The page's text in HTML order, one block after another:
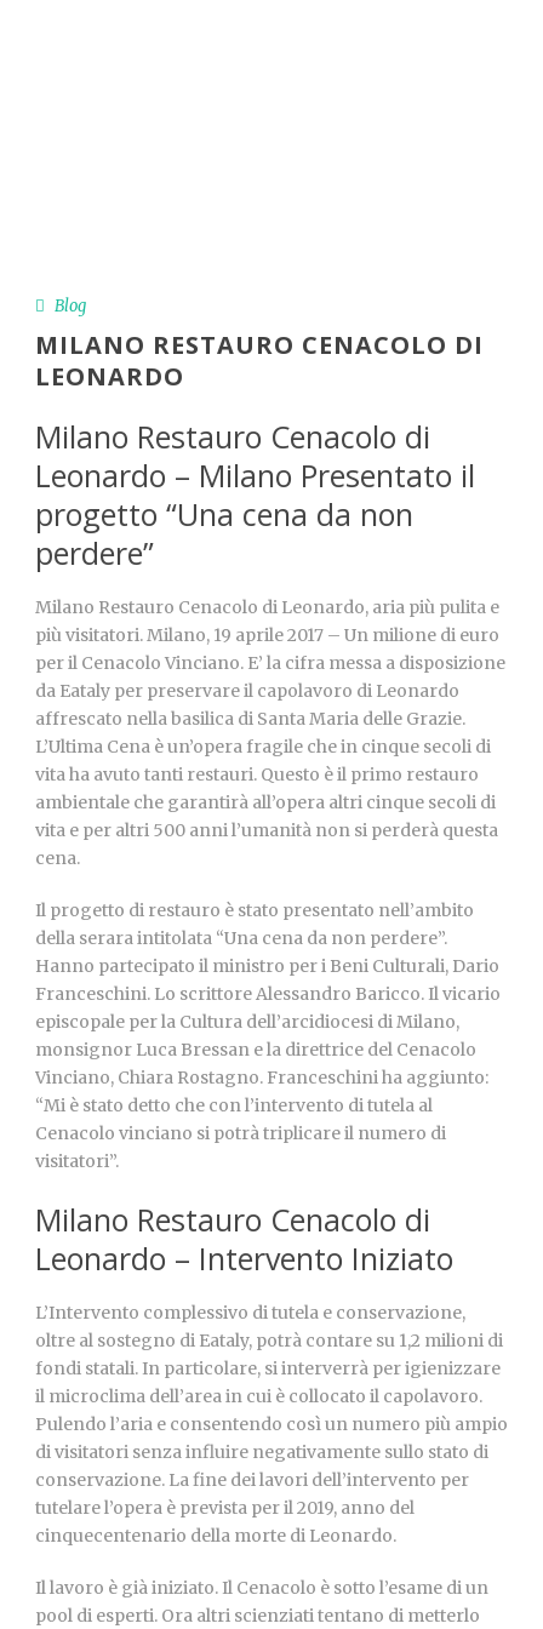
Blog
MILANO RESTAURO CENACOLO DI
LEONARDO
Milano Restauro Cenacolo di
Leonardo – Milano Presentato il
progetto “Una cena da non
perdere”
Milano Restauro Cenacolo di Leonardo, aria più pulita e
più visitatori. Milano, 19 aprile 2017 – Un milione di euro
per il Cenacolo Vinciano. E’ la cifra messa a disposizione
da Eataly per preservare il capolavoro di Leonardo
affrescato nella basilica di Santa Maria delle Grazie.
L’Ultima Cena è un’opera fragile che in cinque secoli di
vita ha avuto tanti restauri. Questo è il primo restauro
ambientale che garantirà all’opera altri cinque secoli di
vita e per altri 500 anni l’umanità non si perderà questa
cena.
Il progetto di restauro è stato presentato nell’ambito
della serara intitolata “Una cena da non perdere”.
Hanno partecipato il ministro per i Beni Culturali, Dario
Franceschini. Lo scrittore Alessandro Baricco. Il vicario
episcopale per la Cultura dell’arcidiocesi di Milano,
monsignor Luca Bressan e la direttrice del Cenacolo
Vinciano, Chiara Rostagno. Franceschini ha aggiunto:
“Mi è stato detto che con l’intervento di tutela al
Cenacolo vinciano si potrà triplicare il numero di
visitatori”.
Milano Restauro Cenacolo di
Leonardo – Intervento Iniziato
L’Intervento complessivo di tutela e conservazione,
oltre al sostegno di Eataly, potrà contare su 1,2 milioni di
fondi statali. In particolare, si interverrà per igienizzare
il microclima dell’area in cui è collocato il capolavoro.
Pulendo l’aria e consentendo così un numero più ampio
di visitatori senza influire negativamente sullo stato di
conservazione. La fine dei lavori dell’intervento per
tutelare l’opera è prevista per il 2019, anno del
cinquecentenario della morte di Leonardo.
Il lavoro è già iniziato. Il Cenacolo è sotto l’esame di un
pool di esperti. Ora altri scienziati tentano di metterlo